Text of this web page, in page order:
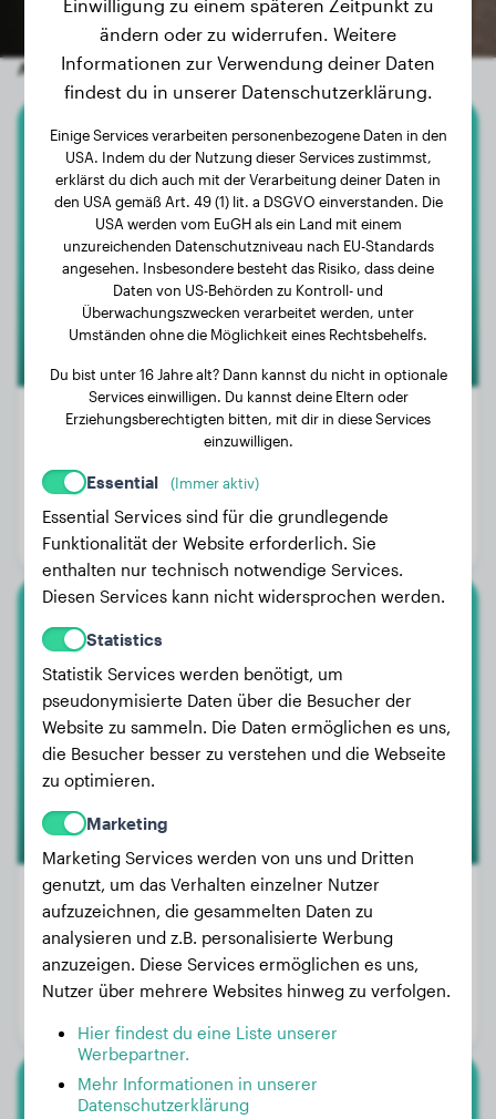
Andere zufällige Hunde
American Bully
Apash
Gewicht:
Alter:
Geschlecht:
Französische Bulldogge
Luna
1
Gewicht:
Alter:
2 Jahre, 8 Monate
Golden Retriever
Einwilligung zu einem späteren Zeitpunkt zu
ändern oder zu widerrufen. Weitere
Informationen zur Verwendung deiner Daten
findest du in unserer Datenschutzerklärung.
Einige Services verarbeiten personenbezogene Daten in den
USA. Indem du der Nutzung dieser Services zustimmst,
erklärst du dich auch mit der Verarbeitung deiner Daten in
den USA gemäß Art. 49 (1) lit. a DSGVO einverstanden. Die
USA werden vom EuGH als ein Land mit einem
unzureichenden Datenschutzniveau nach EU-Standards
angesehen. Insbesondere besteht das Risiko, dass deine
Daten von US-Behörden zu Kontroll- und
Überwachungszwecken verarbeitet werden, unter
Umständen ohne die Möglichkeit eines Rechtsbehelfs.
Du bist unter 16 Jahre alt? Dann kannst du nicht in optionale
Services einwilligen. Du kannst deine Eltern oder
Erziehungsberechtigten bitten, mit dir in diese Services
einzuwilligen.
Essential (Immer aktiv)
Essential Services sind für die grundlegende
Funktionalität der Website erforderlich. Sie
enthalten nur technisch notwendige Services.
Diesen Services kann nicht widersprochen werden.
Statistics
Statistik Services werden benötigt, um
pseudonymisierte Daten über die Besucher der
Website zu sammeln. Die Daten ermöglichen es uns,
die Besucher besser zu verstehen und die Webseite
zu optimieren.
Marketing
Marketing Services werden von uns und Dritten
genutzt, um das Verhalten einzelner Nutzer
aufzuzeichnen, die gesammelten Daten zu
analysieren und z.B. personalisierte Werbung
anzuzeigen. Diese Services ermöglichen es uns,
Nutzer über mehrere Websites hinweg zu verfolgen.
Hier findest du eine Liste unserer
Werbepartner.
Mehr Informationen in unserer
Datenschutzerklärung